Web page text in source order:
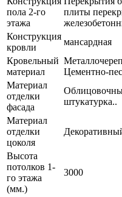
пола 2-го
этажа
плиты
Конструкция
кровли
мансардная
Кровельный
материал
Цементно-
Материал
отделки
фасада
штукатурка..
Материал
отделки
цоколя
Высота
потолков 1-
го этажа
(мм.)
3000